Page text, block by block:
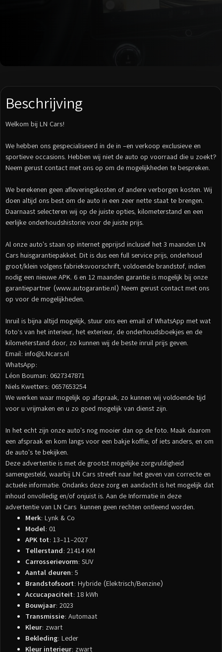
Beschrijving
Welkom bij LN Cars!
We hebben ons gespecialiseerd in de in –en verkoop exclusieve en
sportieve occasions. Hebben wij niet de auto op voorraad die u zoekt?
Neem gerust contact met ons op om de mogelijkheden te bespreken.
We berekenen geen afleveringskosten of andere verborgen kosten. Wij
doen altijd ons best om de auto in een zeer nette staat te brengen.
Daarnaast selecteren wij op de juiste opties, kilometerstand en een
eerlijke onderhoudshistorie voor de juiste prijs.
Al onze auto's staan op internet geprijsd inclusief het 3 maanden LN
Cars huisgarantiepakket. Dit is dus een full service prijs, onderhoud
groot/klein volgens fabrieksvoorschrift, voldoende brandstof, indien
nodig een nieuwe APK. 6 en 12 maanden garantie is mogelijk bij onze
garantiepartner (www.autogarantie.nl) Neem gerust contact met ons
op voor de mogelijkheden.
Inruil is bijna altijd mogelijk, stuur ons een email of WhatsApp met wat
foto’s van het interieur, het exterieur, de onderhoudsboekjes en de
kilometerstand door, zo kunnen wij de beste inruil prijs geven.
Email: info@LNcars.nl
WhatsApp:
Léon Bouman: 0627347871
Niels Kwetters: 0657653254
We werken waar mogelijk op afspraak, zo kunnen wij voldoende tijd
voor u vrijmaken en u zo goed mogelijk van dienst zijn.
In het echt zijn onze auto's nog mooier dan op de foto. Maak daarom
een afspraak en kom langs voor een bakje koffie, of iets anders, en om
de auto's te bekijken.
Deze advertentie is met de grootst mogelijke zorgvuldigheid
samengesteld, waarbij LN Cars streeft naar het geven van correcte en
actuele informatie. Ondanks deze zorg en aandacht is het mogelijk dat
inhoud onvolledig en/of onjuist is. Aan de Informatie in deze
advertentie van LN Cars kunnen geen rechten ontleend worden.
Merk: Lynk & Co
Model: 01
APK tot: 13-11-2027
Tellerstand: 21414 KM
Carrosserievorm: SUV
Aantal deuren: 5
Brandstofsoort: Hybride (Elektrisch/Benzine)
Accucapaciteit: 18 kWh
Bouwjaar: 2023
Transmissie: Automaat
Kleur: zwart
Bekleding: Leder
Kleur interieur: zwart